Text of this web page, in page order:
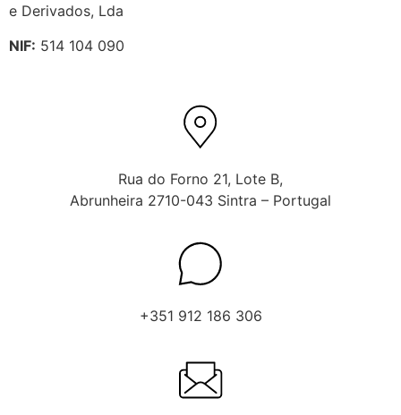
e Derivados, Lda
NIF: 514 104 090
Rua do Forno 21, Lote B,
Abrunheira 2710-043 Sintra – Portugal
+351 912 186 306